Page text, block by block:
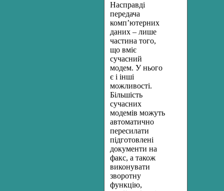
Насправді
передача
комп’ютерних
даних – лише
частина того,
що вміє
сучасний
модем. У нього
є і інші
можливості.
Більшість
сучасних
модемів можуть
автоматично
пересилати
підготовлені
документи на
факс, а також
виконувати
зворотну
функцію,